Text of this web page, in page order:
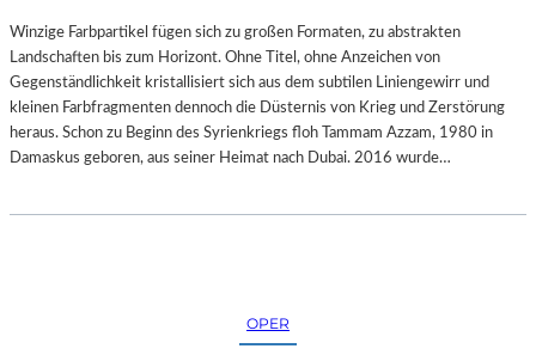
S
E
S
T
A
D
Winzige Farbpartikel fügen sich zu großen Formaten, zu abstrakten
Landschaften bis zum Horizont. Ohne Titel, ohne Anzeichen von
Gegenständlichkeit kristallisiert sich aus dem subtilen Liniengewirr und
kleinen Farbfragmenten dennoch die Düsternis von Krieg und Zerstörung
heraus. Schon zu Beginn des Syrienkriegs floh Tammam Azzam, 1980 in
Damaskus geboren, aus seiner Heimat nach Dubai. 2016 wurde…
OPER